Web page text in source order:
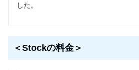
した。
＜Stockの料金＞